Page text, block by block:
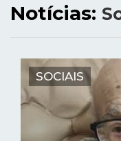
Notícias:
SOCIAIS